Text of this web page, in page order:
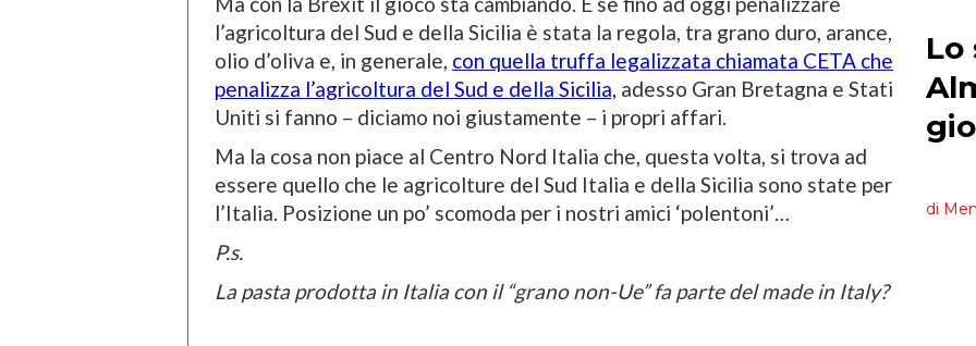
l’agricoltura del Sud e della Sicilia è stata la regola, tra grano duro, arance,
olio d’oliva e, in generale, con quella truffa legalizzata chiamata CETA che
penalizza l’agricoltura del Sud e della Sicilia, adesso Gran Bretagna e Stati
Uniti si fanno – diciamo noi giustamente – i propri affari.
Ma la cosa non piace al Centro Nord Italia che, questa volta, si trova ad
essere quello che le agricolture del Sud Italia e della Sicilia sono state per
l’Italia. Posizione un po’ scomoda per i nostri amici ‘polentoni’…
P.s.
La pasta prodotta in Italia con il “grano non-Ue” fa parte del made in Italy?